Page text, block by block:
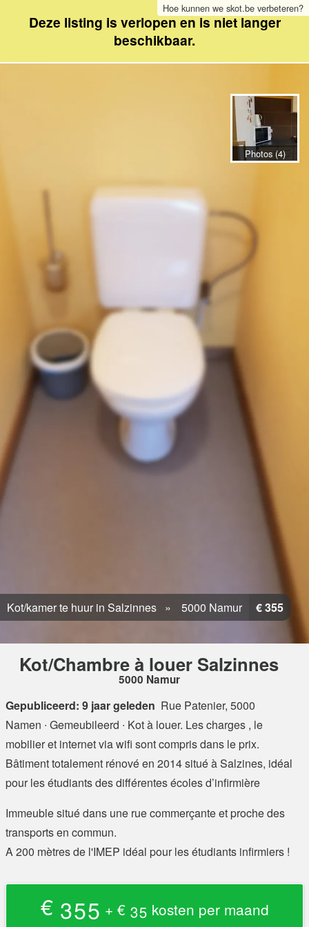
Hoe kunnen we skot.be verbeteren?
Deze listing is verlopen en is niet langer
beschikbaar.
Kot/kamer te huur in Salzinnes 5000 Namur € 355
Kot/Chambre à louer Salzinnes
5000 Namur
Gepubliceerd: 9 jaar geleden Rue Patenier, 5000
Namen ∙ Gemeubileerd ∙ Kot à louer. Les charges , le
mobilier et internet via wifi sont compris dans le prix.
Bâtiment totalement rénové en 2014 situé à Salzines, idéal
pour les étudiants des différentes écoles d’infirmière
Immeuble situé dans une rue commerçante et proche des
transports en commun.
A 200 mètres de l'IMEP idéal pour les étudiants infirmiers !
€ 355 + € 35 kosten per maand